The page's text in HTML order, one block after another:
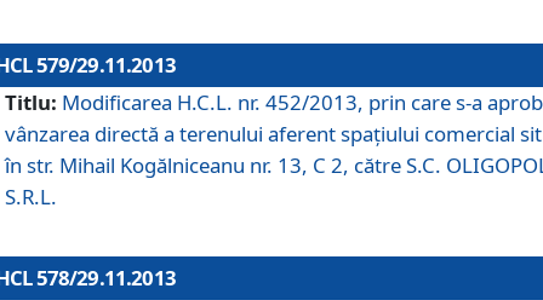
579/29.11.2013
Titlu: Modificarea H.C.L. nr. 452/2013, prin care s-a
vânzarea directă a terenului aferent spaţiului comercial
în str. Mihail Kogălniceanu nr. 13, C 2, către S.C.
S.R.L.
578/29.11.2013